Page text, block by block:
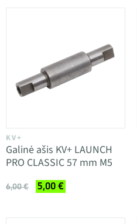
KV+
Galinė ašis KV+ LAUNCH
PRO CLASSIC 57 mm M5
6,00 € 5,00 €